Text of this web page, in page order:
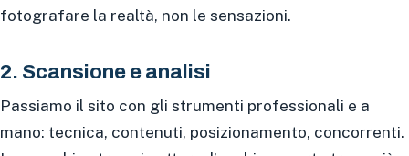
fotografare la realtà, non le sensazioni.
2. Scansione e analisi
Passiamo il sito con gli strumenti professionali e a
mano: tecnica, contenuti, posizionamento, concorrenti.